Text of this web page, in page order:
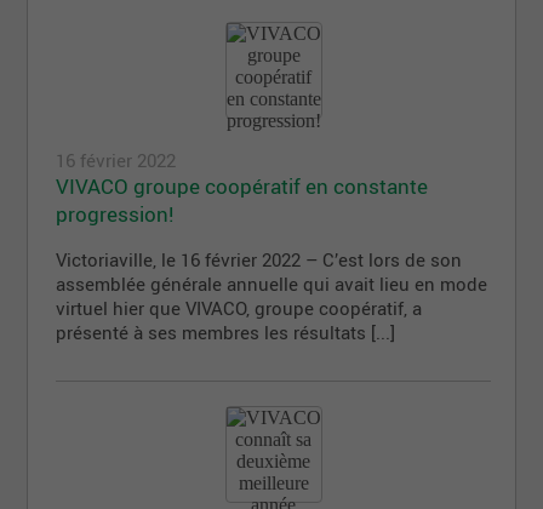
16 février 2022
VIVACO groupe coopératif en constante
progression!
Victoriaville, le 16 février 2022 – C’est lors de son
assemblée générale annuelle qui avait lieu en mode
virtuel hier que VIVACO, groupe coopératif, a
présenté à ses membres les résultats [...]